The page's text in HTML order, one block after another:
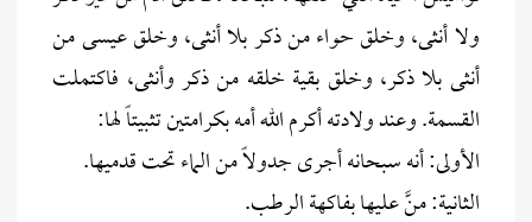
ولا أنثى، وخلق حواء من ذكر بلا أنثى، وخلق عيسى من
أنثى بلا ذكر، وخلق بقية خلقه من ذكر وأنثى، فاكتملت
القسمة. وعند ولادته أكرم الله أمه بكرامتين تثبيتاً لها:
الأولى: أنه سبحانه أجرى جدولاً من الماء تحت قدميها.
الثانية: منَّ عليها بفاكهة الرطب.